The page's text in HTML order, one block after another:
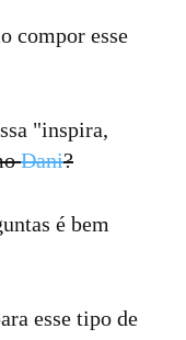
compor esse
"inspira,
Dani?
é bem
esse tipo de